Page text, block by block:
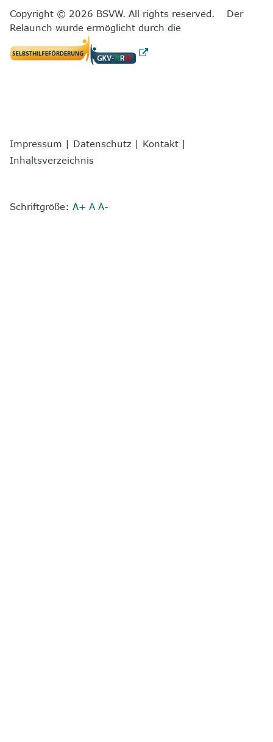
Copyright © 2026 BSVW. All rights reserved. Der
Relaunch wurde ermöglicht durch die
Impressum | Datenschutz | Kontakt |
Inhaltsverzeichnis
Schriftgröße: A+ A A-